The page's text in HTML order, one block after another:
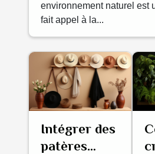
naturel
environnement naturel est
fait appel à la...
Intégrer des
patères